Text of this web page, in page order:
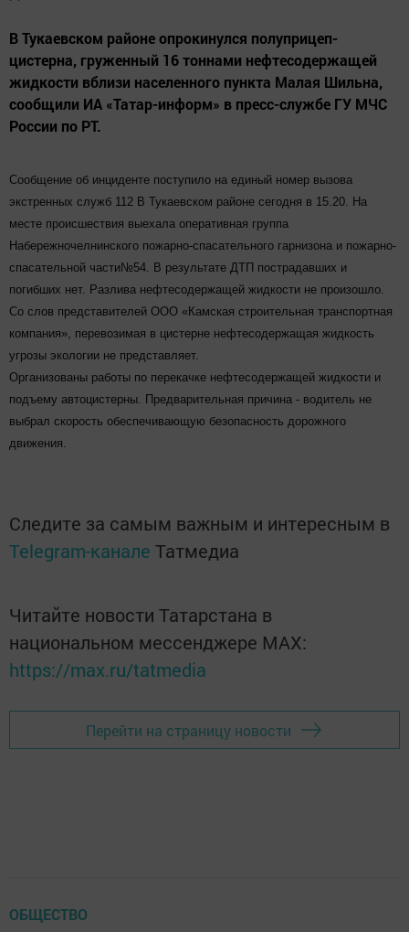
В Тукаевском районе опрокинулся полуприцеп-
цистерна, груженный 16 тоннами нефтесодержащей
жидкости вблизи населенного пункта Малая Шильна,
сообщили ИА «Татар-информ» в пресс-службе ГУ МЧС
России по РТ.
Сообщение об инциденте поступило на единый номер вызова
экстренных служб 112 В Тукаевском районе сегодня в 15.20. На
месте происшествия выехала оперативная группа
Набережночелнинского пожарно-спасательного гарнизона и пожарно-
спасательной части№54. В результате ДТП пострадавших и
погибших нет. Разлива нефтесодержащей жидкости не произошло.
Со слов представителей ООО «Камская строительная транспортная
компания», перевозимая в цистерне нефтесодержащая жидкость
угрозы экологии не представляет.
Организованы работы по перекачке нефтесодержащей жидкости и
подъему автоцистерны. Предварительная причина - водитель не
выбрал скорость обеспечивающую безопасность дорожного
движения.
Следите за самым важным и интересным в
Telegram-канале Татмедиа
Читайте новости Татарстана в
национальном мессенджере MАХ:
https://max.ru/tatmedia
Перейти на страницу новости
ОБЩЕСТВО